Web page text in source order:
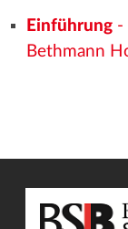
Einführung-
Bethmann